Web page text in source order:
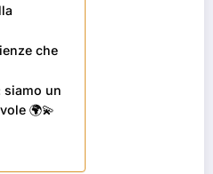
che
siamo un
🌍💫